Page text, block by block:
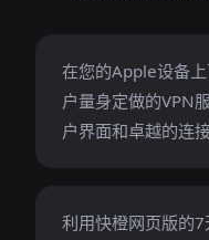
在您的Apple设备
户量身定做的VPN
户界面和卓越的连接
利用快橙网页版的